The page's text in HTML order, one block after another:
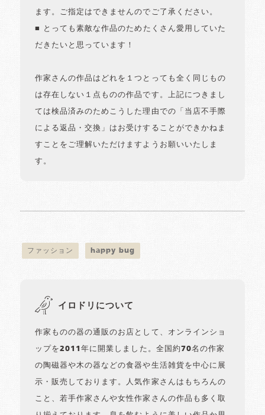
ます。ご指定はできませんのでご了承ください。
■ とっても素敵な作品のためたくさん愛用していた
だきたいと思っています！
作家さんの作品はどれを１つとっても全く同じもの
は存在しない１点ものの作品です。上記につきまし
ては検品済みのためこうした理由での「当店不手際
による返品・交換」はお受けすることができかねま
すことをご理解いただけますようお願いいたしま
す。
ファッション happy bug
イロドリについて
作家ものの器の通販のお店として、オンラインショ
ップを2011年に開業しました。全国約70名の作家
の陶磁器や木の器などの食器や生活雑貨を中心に展
示・販売しております。人気作家さんはもちろんの
こと、若手作家さんや女性作家さんの作品も多く取